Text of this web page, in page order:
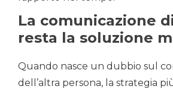
La comunicazione
resta la soluzione
Quando nasce un dubbio sul
dell’altra persona, la strategia